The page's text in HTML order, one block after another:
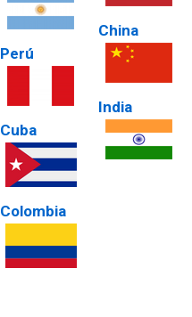
Perú
Cuba
Colombia
China
India